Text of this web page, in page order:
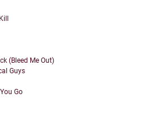
(Bleed Me Out)
Guys
Go